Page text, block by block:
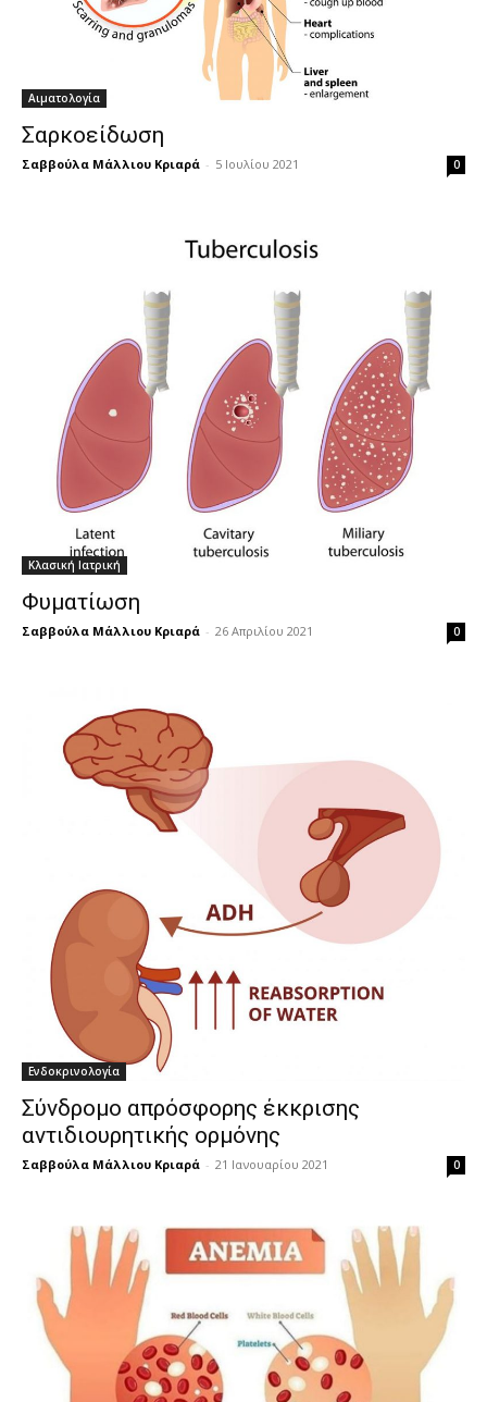
Αιματολογία
Σαρκοείδωση
Σαββούλα Μάλλιου Κριαρά - 5 Ιουλίου 2021 0
Κλασική Ιατρική
Φυματίωση
Σαββούλα Μάλλιου Κριαρά - 26 Απριλίου 2021 0
Ενδοκρινολογία
Σύνδρομο απρόσφορης έκκρισης
αντιδιουρητικής ορμόνης
Σαββούλα Μάλλιου Κριαρά - 21 Ιανουαρίου 2021 0